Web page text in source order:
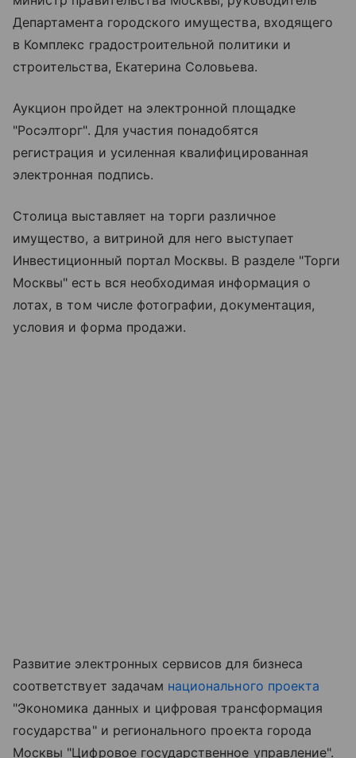
Департамента городского имущества, входящего
в Комплекс градостроительной политики и
строительства, Екатерина Соловьева.
Аукцион пройдет на электронной площадке
"Росэлторг". Для участия понадобятся
регистрация и усиленная квалифицированная
электронная подпись.
Столица выставляет на торги различное
имущество, а витриной для него выступает
Инвестиционный портал Москвы. В разделе "Торги
Москвы" есть вся необходимая информация о
лотах, в том числе фотографии, документация,
условия и форма продажи.
Развитие электронных сервисов для бизнеса
соответствует задачам национального проекта
"Экономика данных и цифровая трансформация
государства" и регионального проекта города
Москвы "Цифровое государственное управление".